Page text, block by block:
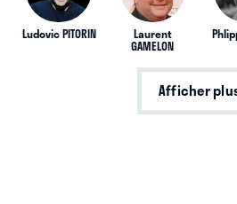
Ludovic PITORIN Laurent
GAMELON
Afficher